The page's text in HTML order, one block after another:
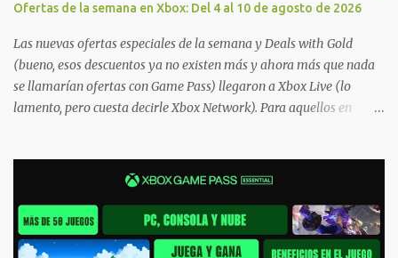
Ofertas de la semana en Xbox: Del 4 al 10 de agosto de 2026
Las nuevas ofertas especiales de la semana y Deals with Gold
(bueno, esos descuentos ya no existen más y ahora más que nada
se llamarían ofertas con Game Pass) llegaron a Xbox Live (lo
lamento, pero cuesta decirle Xbox Network). Para aquellos en
jugarlos y mantener un progreso compartido en Windows PC y
Xbox, y tenemos un listado de juegos compatibles por acá . ¿Aún
necesitas una mano con las compras? Tenemos un tutorial extenso
o en vídeo para que se quiten todas las dudas generales de cómo